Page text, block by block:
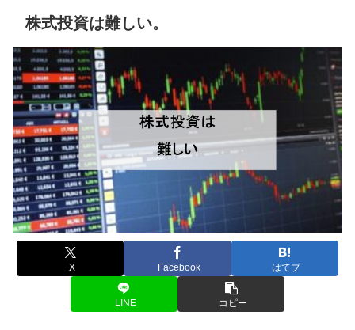
株式投資は難しい。
X Facebook はてブ
LINE コピー